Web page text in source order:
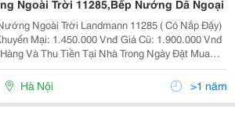
Ngoài Trời 11285,Bếp Nướng Dã Ngoại
Ngoài Trời Landmann 11285 ( Có Nắp Đậy)
Mại: 1.450.000 Vnđ Giá Cũ: 1.900.000 Vnđ
Và Thu Tiền Tại Nhà Trong Ngày Đặt Mua
0982.88.26.29 Thông Số Chi Tiết Sản Phẩm Bếp
Than Hoa Ngoài Trời Chữ Nhật (Nắp Đậy) -
Hà Nội >1 năm